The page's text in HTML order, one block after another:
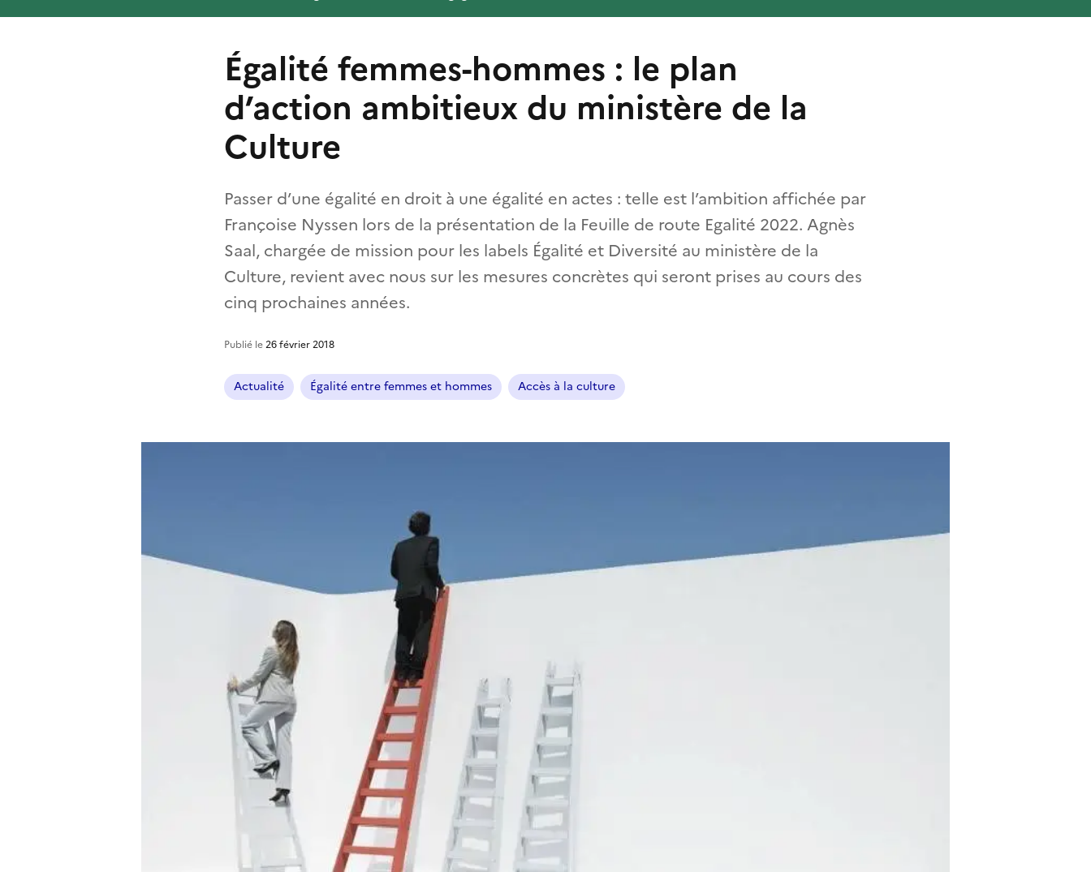
Égalité femmes-hommes : le plan
d’action ambitieux du ministère de la
Culture
Passer d’une égalité en droit à une égalité en actes : telle est l’ambition affichée par
Françoise Nyssen lors de la présentation de la Feuille de route Egalité 2022. Agnès
Saal, chargée de mission pour les labels Égalité et Diversité au ministère de la
Culture, revient avec nous sur les mesures concrètes qui seront prises au cours des
cinq prochaines années.
Publié le26 février 2018
Actualité Égalité entre femmes et hommes Accès à la culture